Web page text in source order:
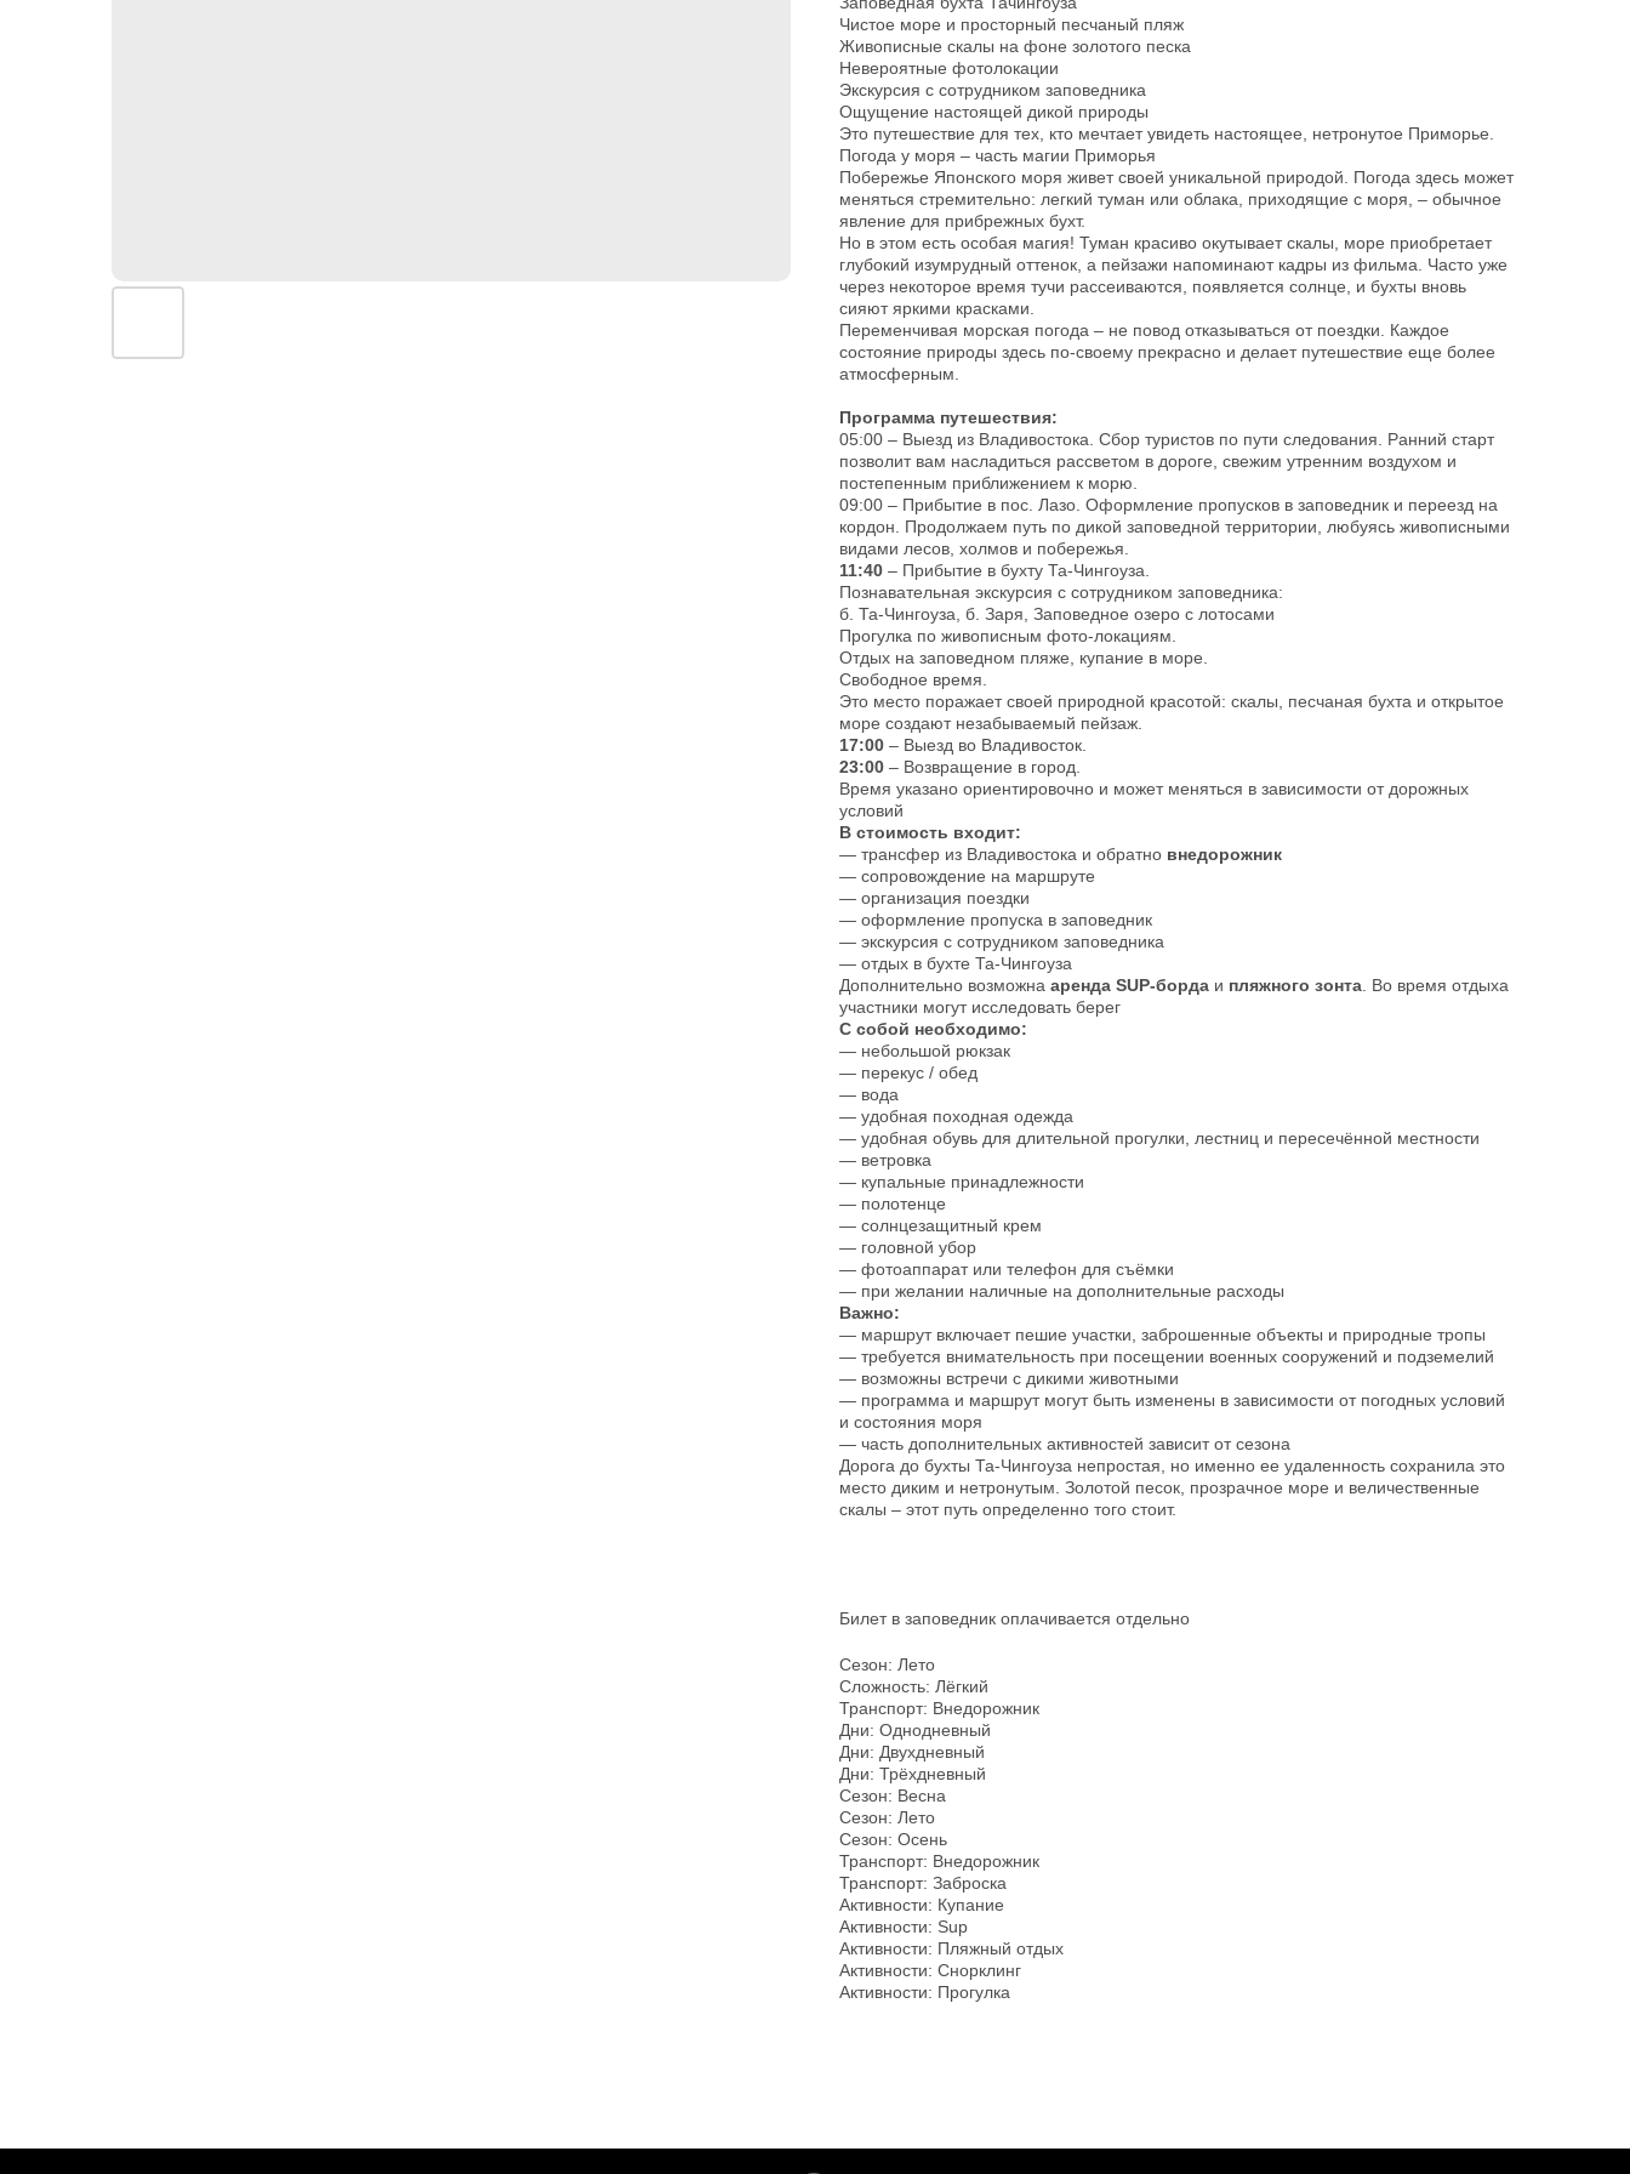
Чистое море и просторный песчаный пляж
Живописные скалы на фоне золотого песка
Невероятные фотолокации
Экскурсия с сотрудником заповедника
Ощущение настоящей дикой природы
Это путешествие для тех, кто мечтает увидеть настоящее, нетронутое Приморье.
Погода у моря – часть магии Приморья
Побережье Японского моря живет своей уникальной природой. Погода здесь может
меняться стремительно: легкий туман или облака, приходящие с моря, – обычное
явление для прибрежных бухт.
Но в этом есть особая магия! Туман красиво окутывает скалы, море приобретает
глубокий изумрудный оттенок, а пейзажи напоминают кадры из фильма. Часто уже
через некоторое время тучи рассеиваются, появляется солнце, и бухты вновь
сияют яркими красками.
Переменчивая морская погода – не повод отказываться от поездки. Каждое
состояние природы здесь по-своему прекрасно и делает путешествие еще более
атмосферным.
Программа путешествия:
05:00 – Выезд из Владивостока. Сбор туристов по пути следования. Ранний старт
позволит вам насладиться рассветом в дороге, свежим утренним воздухом и
постепенным приближением к морю.
09:00 – Прибытие в пос. Лазо. Оформление пропусков в заповедник и переезд на
кордон. Продолжаем путь по дикой заповедной территории, любуясь живописными
видами лесов, холмов и побережья.
11:40 – Прибытие в бухту Та-Чингоуза.
Познавательная экскурсия с сотрудником заповедника:
б. Та-Чингоуза, б. Заря, Заповедное озеро с лотосами
Прогулка по живописным фото-локациям.
Отдых на заповедном пляже, купание в море.
Свободное время.
Это место поражает своей природной красотой: скалы, песчаная бухта и открытое
море создают незабываемый пейзаж.
17:00 – Выезд во Владивосток.
23:00 – Возвращение в город.
Время указано ориентировочно и может меняться в зависимости от дорожных
условий
В стоимость входит:
— трансфер из Владивостока и обратно внедорожник
— сопровождение на маршруте
— организация поездки
— оформление пропуска в заповедник
— экскурсия с сотрудником заповедника
— отдых в бухте Та-Чингоуза
Дополнительно возможна аренда SUP-борда и пляжного зонта. Во время отдыха
участники могут исследовать берег
С собой необходимо:
— небольшой рюкзак
— перекус / обед
— вода
— удобная походная одежда
— удобная обувь для длительной прогулки, лестниц и пересечённой местности
— ветровка
— купальные принадлежности
— полотенце
— солнцезащитный крем
— головной убор
— фотоаппарат или телефон для съёмки
— при желании наличные на дополнительные расходы
Важно:
— маршрут включает пешие участки, заброшенные объекты и природные тропы
— требуется внимательность при посещении военных сооружений и подземелий
— возможны встречи с дикими животными
— программа и маршрут могут быть изменены в зависимости от погодных условий
и состояния моря
— часть дополнительных активностей зависит от сезона
Дорога до бухты Та-Чингоуза непростая, но именно ее удаленность сохранила это
место диким и нетронутым. Золотой песок, прозрачное море и величественные
скалы – этот путь определенно того стоит.
Билет в заповедник оплачивается отдельно
Сезон: Лето
Сложность: Лёгкий
Транспорт: Внедорожник
Дни: Однодневный
Дни: Двухдневный
Дни: Трёхдневный
Сезон: Весна
Сезон: Лето
Сезон: Осень
Транспорт: Внедорожник
Транспорт: Заброска
Активности: Купание
Активности: Sup
Активности: Пляжный отдых
Активности: Снорклинг
Активности: Прогулка